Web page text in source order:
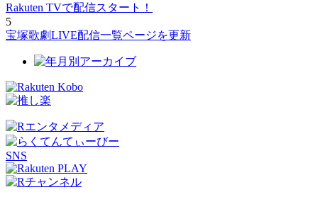
Rakuten TVで配信スタート！
5
宝塚歌劇LIVE配信一覧ページを更新
SNS